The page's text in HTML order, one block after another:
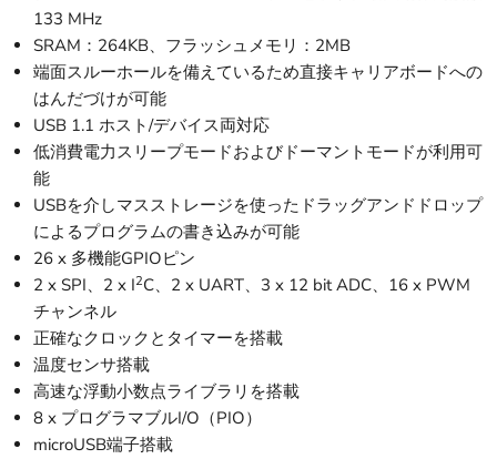
133 MHz
SRAM：264KB、フラッシュメモリ：2MB
端面スルーホールを備えているため直接キャリアボードへの
はんだづけが可能
USB 1.1 ホスト/デバイス両対応
低消費電力スリープモードおよびドーマントモードが利用可
能
USBを介しマスストレージを使ったドラッグアンドドロップ
によるプログラムの書き込みが可能
26 x 多機能GPIOピン
2 x SPI、2 x I2C、2 x UART、3 x 12 bit ADC、16 x PWM
チャンネル
正確なクロックとタイマーを搭載
温度センサ搭載
高速な浮動小数点ライブラリを搭載
8 x プログラマブルI/O（PIO）
microUSB端子搭載